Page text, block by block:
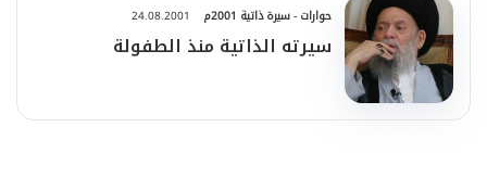
حوارات - سيرة ذاتية 2001م 24.08.2001
سيرته الذاتية منذ الطفولة